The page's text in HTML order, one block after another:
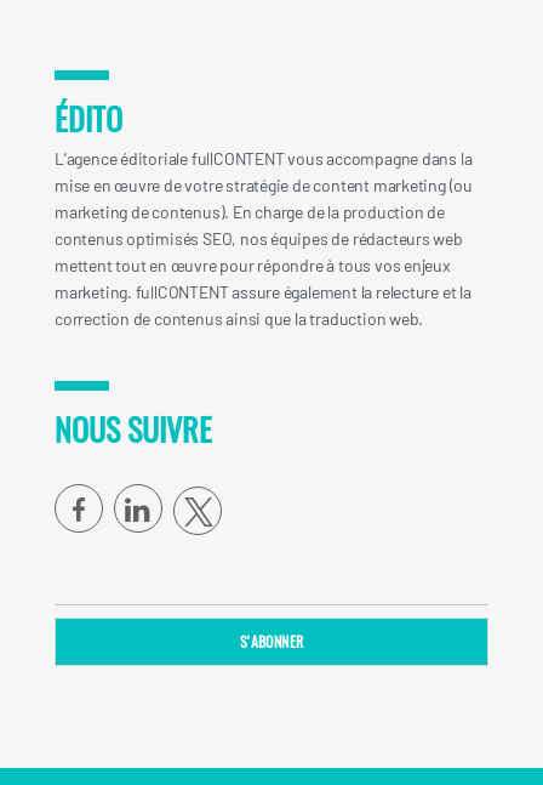
ÉDITO
L’agence éditoriale fullCONTENT vous accompagne dans la
mise en œuvre de votre stratégie de content marketing (ou
marketing de contenus). En charge de la production de
contenus optimisés SEO, nos équipes de rédacteurs web
mettent tout en œuvre pour répondre à tous vos enjeux
marketing. fullCONTENT assure également la relecture et la
correction de contenus ainsi que la traduction web.
NOUS SUIVRE
facebooklinkedin